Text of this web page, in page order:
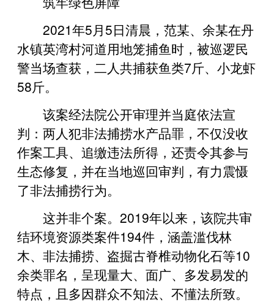
2021年5月5日清晨，范某、余某在丹
水镇英湾村河道用地笼捕鱼时，被巡逻民
警当场查获，二人共捕获鱼类7斤、小龙虾
58斤。
该案经法院公开审理并当庭依法宣
判：两人犯非法捕捞水产品罪，不仅没收
作案工具、追缴违法所得，还责令其参与
生态修复，并在当地巡回审判，有力震慑
了非法捕捞行为。
这并非个案。2019年以来，该院共审
结环境资源类案件194件，涵盖滥伐林
木、非法捕捞、盗掘古脊椎动物化石等10
余类罪名，呈现量大、面广、多发易发的
特点，且多因群众不知法、不懂法所致。